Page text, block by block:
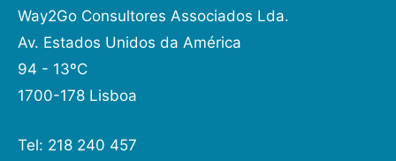
Way2Go Consultores Associados Lda.
Av. Estados Unidos da América
94 - 13ºC
1700-178 Lisboa
Tel: 218 240 457